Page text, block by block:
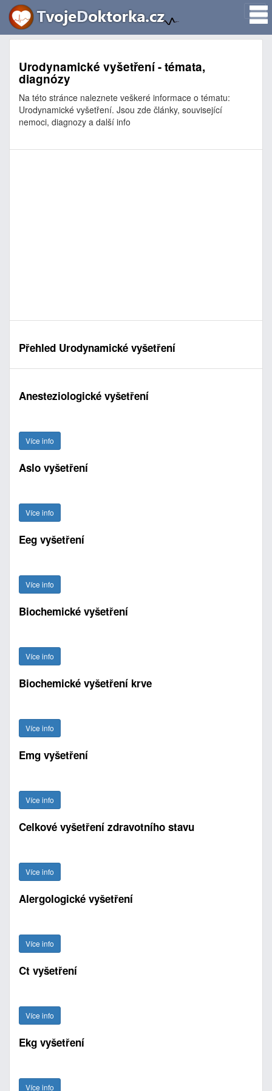
Urodynamické vyšetření - témata,
diagnózy
Na této stránce naleznete veškeré informace o tématu:
Urodynamické vyšetření. Jsou zde články, související
nemoci, diagnozy a další info
Přehled Urodynamické vyšetření
Anesteziologické vyšetření
Více info
Aslo vyšetření
Více info
Eeg vyšetření
Více info
Biochemické vyšetření
Více info
Biochemické vyšetření krve
Více info
Emg vyšetření
Více info
Celkové vyšetření zdravotního stavu
Více info
Alergologické vyšetření
Více info
Ct vyšetření
Více info
Ekg vyšetření
Více info